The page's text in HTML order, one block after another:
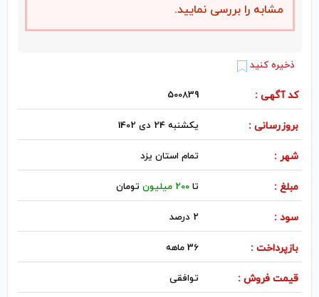
مشابه را بررسی نمایید.
ذخیره کنید
کد آگهی : 500839
بروزرسانی : یکشنبه 24 دی 1402
شهر : تمام استان یزد
مبلغ : تا200 میلیون تومان
سود : 2 درصد
بازپرداخت : 36 ماهه
قیمت فروش : توافقی